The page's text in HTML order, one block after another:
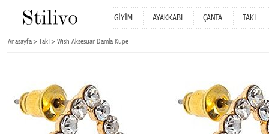
GİYİM AYAKKABI ÇANTA TAKI
Anasayfa Takı Wish Aksesuar Damla Küpe